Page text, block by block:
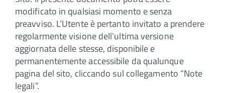
modificato in qualsiasi momento e senza
preavviso. L’Utente è pertanto invitato a prendere
regolarmente visione dell’ultima versione
aggiornata delle stesse, disponibile e
permanentemente accessibile da qualunque
pagina del sito, cliccando sul collegamento “Note
legali”.